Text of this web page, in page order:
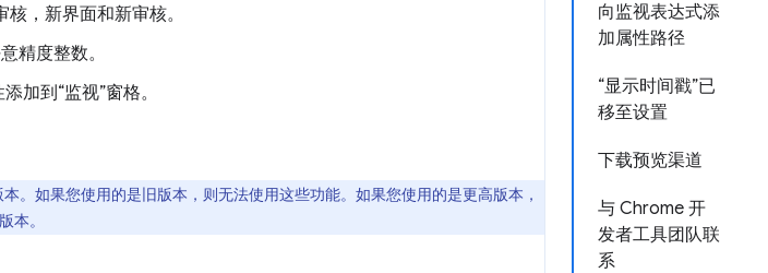
向监视表达式添
加属性路径
“显示时间戳”已
移至设置
下载预览渠道
与 Chrome 开
发者工具团队联
系
，新界面和新审核。
精度整数。
加到“监视”窗格。
。如果您使用的是旧版本，则无法使用这些功能。如果您使用的是更高版本，
本。